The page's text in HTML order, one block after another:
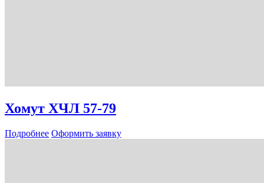
Хомут ХЧЛ 57-79
Подробнее Оформить заявку